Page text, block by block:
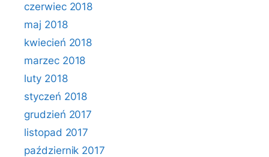
czerwiec 2018
maj 2018
kwiecień 2018
marzec 2018
luty 2018
styczeń 2018
grudzień 2017
listopad 2017
październik 2017